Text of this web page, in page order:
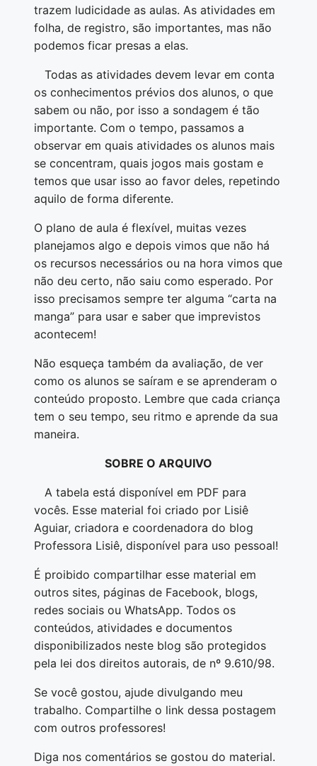
trazem ludicidade as aulas. As atividades em
folha, de registro, são importantes, mas não
podemos ficar presas a elas.
Todas as atividades devem levar em conta
os conhecimentos prévios dos alunos, o que
sabem ou não, por isso a sondagem é tão
importante. Com o tempo, passamos a
observar em quais atividades os alunos mais
se concentram, quais jogos mais gostam e
temos que usar isso ao favor deles, repetindo
aquilo de forma diferente.
O plano de aula é flexível, muitas vezes
planejamos algo e depois vimos que não há
os recursos necessários ou na hora vimos que
não deu certo, não saiu como esperado. Por
isso precisamos sempre ter alguma “carta na
manga” para usar e saber que imprevistos
acontecem!
Não esqueça também da avaliação, de ver
como os alunos se saíram e se aprenderam o
conteúdo proposto. Lembre que cada criança
tem o seu tempo, seu ritmo e aprende da sua
maneira.
SOBRE O ARQUIVO
A tabela está disponível em PDF para
vocês. Esse material foi criado por Lisiê
Aguiar, criadora e coordenadora do blog
Professora Lisiê, disponível para uso pessoal!
É proibido compartilhar esse material em
outros sites, páginas de Facebook, blogs,
redes sociais ou WhatsApp. Todos os
conteúdos, atividades e documentos
disponibilizados neste blog são protegidos
pela lei dos direitos autorais, de nº 9.610/98.
Se você gostou, ajude divulgando meu
trabalho. Compartilhe o link dessa postagem
com outros professores!
Diga nos comentários se gostou do material.